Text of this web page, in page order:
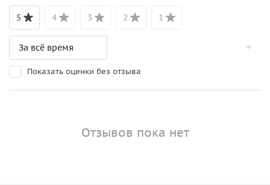
5 4 3 2 1
Показать оценки без отзыва
Отзывов пока нет